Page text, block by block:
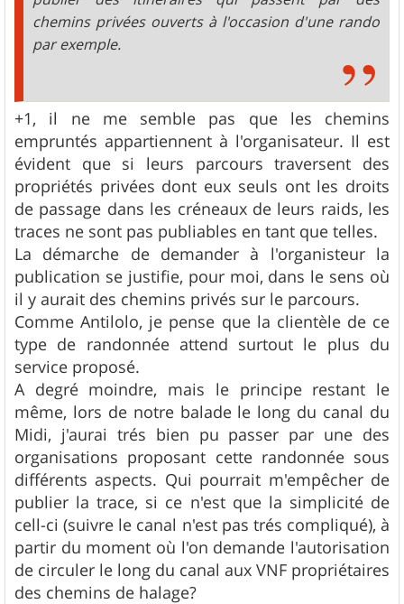
chemins privées ouverts à l'occasion d'une rando
par exemple.
+1, il ne me semble pas que les chemins
empruntés appartiennent à l'organisateur. Il est
évident que si leurs parcours traversent des
propriétés privées dont eux seuls ont les droits
de passage dans les créneaux de leurs raids, les
traces ne sont pas publiables en tant que telles.
La démarche de demander à l'organisteur la
publication se justifie, pour moi, dans le sens où
il y aurait des chemins privés sur le parcours.
Comme Antilolo, je pense que la clientèle de ce
type de randonnée attend surtout le plus du
service proposé.
A degré moindre, mais le principe restant le
même, lors de notre balade le long du canal du
Midi, j'aurai trés bien pu passer par une des
organisations proposant cette randonnée sous
différents aspects. Qui pourrait m'empêcher de
publier la trace, si ce n'est que la simplicité de
cell-ci (suivre le canal n'est pas trés compliqué), à
partir du moment où l'on demande l'autorisation
de circuler le long du canal aux VNF propriétaires
des chemins de halage?